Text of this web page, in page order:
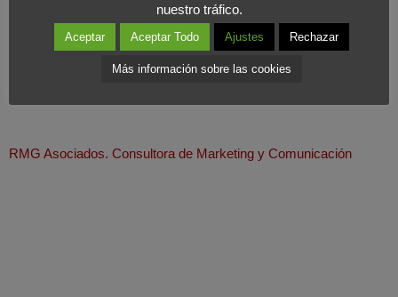
Por su poder de prescripción:
La mayoría de las personas se informan a través de las Redes
RMG Asociados. Consultora de Marketing y Comunicación
nuestro tráfico.
Aceptar Aceptar Todo Ajustes Rechazar
Más información sobre las cookies